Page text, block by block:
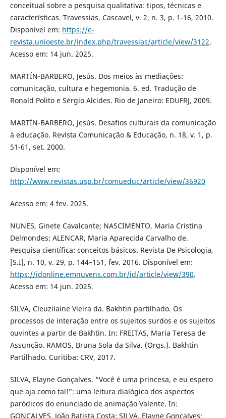
conceitual sobre a pesquisa qualitativa: tipos, técnicas e
características. Travessias, Cascavel, v. 2, n. 3, p. 1-16, 2010.
Disponível em: https://e-
revista.unioeste.br/index.php/travessias/article/view/3122.
Acesso em: 14 jun. 2025.
MARTÍN-BARBERO, Jesús. Dos meios às mediações:
comunicação, cultura e hegemonia. 6. ed. Tradução de
Ronald Polito e Sérgio Alcides. Rio de Janeiro: EDUFRJ, 2009.
MARTÍN-BARBERO, Jesús. Desafios culturais da comunicação
à educação. Revista Comunicação & Educação, n. 18, v. 1, p.
51-61, set. 2000.
Disponível em:
http://www.revistas.usp.br/comueduc/article/view/36920
Acesso em: 4 fev. 2025.
NUNES, Ginete Cavalcante; NASCIMENTO, Maria Cristina
Delmondes; ALENCAR, Maria Aparecida Carvalho de.
Pesquisa científica: conceitos básicos. Revista De Psicologia,
[S.I], n. 10, v. 29, p. 144–151, fev. 2016. Disponível em:
https://idonline.emnuvens.com.br/id/article/view/390.
Acesso em: 14 jun. 2025.
SILVA, Cleuzilaine Vieira da. Bakhtin partilhado. Os
processos de interação entre os sujeitos surdos e os sujeitos
ouvintes a partir de Bakhtin. In: FREITAS, Maria Teresa de
Assunção. RAMOS, Bruna Sola da Silva. (Orgs.). Bakhtin
Partilhado. Curitiba: CRV, 2017.
SILVA, Elayne Gonçalves. “Você é uma princesa, e eu espero
que aja como tal!”: uma leitura dialógica dos aspectos
paródicos do enunciado de animação Valente. In:
GONÇALVES, João Batista Costa; SILVA, Elayne Gonçalves;